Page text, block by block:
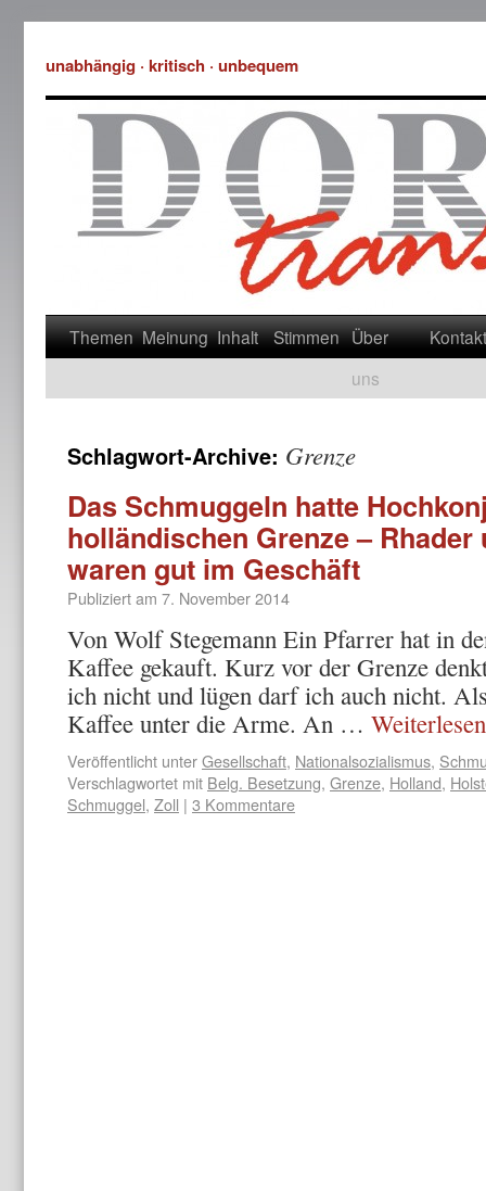
unabhängig · kritisch · unbequem
Themen Meinung Inhalt Stimmen Über
uns
Kontakt
Schlagwort-Archive: Grenze
Das Schmuggeln hatte
holländischen Grenze –
waren gut im Geschäft
Publiziert am 7. November 2014
Von Wolf Stegemann Ein Pfarrer hat in
Kaffee gekauft. Kurz vor der Grenze
ich nicht und lügen darf ich auch nicht.
Kaffee unter die Arme. An …
Veröffentlicht unterGesellschaft, Nationalsozialismus,
Verschlagwortet mit Belg. Besetzung, Grenze, Holland,
Schmuggel, Zoll | 3 Kommentare